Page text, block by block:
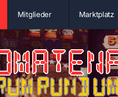
Mitglieder Marktplatz